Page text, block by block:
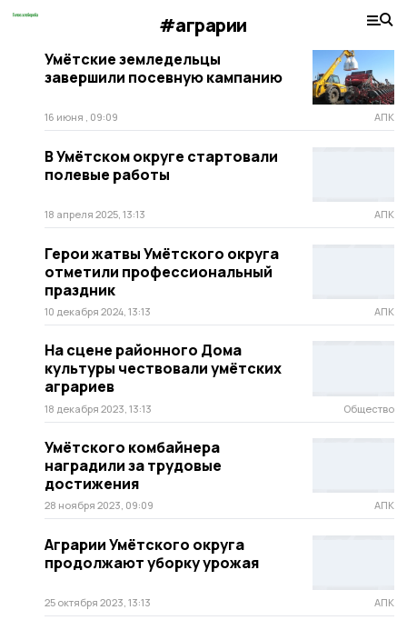
#аграрии
Умётские земледельцы
завершили посевную кампанию
16 июня , 09:09 АПК
В Умётском округе стартовали
полевые работы
18 апреля 2025, 13:13 АПК
Герои жатвы Умётского округа
отметили профессиональный
праздник
10 декабря 2024, 13:13 АПК
На сцене районного Дома
культуры чествовали умётских
аграриев
18 декабря 2023, 13:13 Общество
Умётского комбайнера
наградили за трудовые
достижения
28 ноября 2023, 09:09 АПК
Аграрии Умётского округа
продолжают уборку урожая
25 октября 2023, 13:13 АПК